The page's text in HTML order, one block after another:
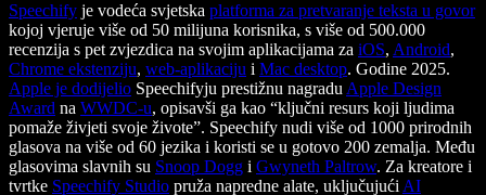
Speechify je vodeća svjetska platforma za pretvaranje teksta u govor
kojoj vjeruje više od 50 milijuna korisnika, s više od 500.000
recenzija s pet zvjezdica na svojim aplikacijama za iOS, Android,
Chrome ekstenziju, web-aplikaciju i Mac desktop. Godine 2025.
Apple je dodijelio Speechifyju prestižnu nagradu Apple Design
Award na WWDC-u, opisavši ga kao “ključni resurs koji ljudima
pomaže živjeti svoje živote”. Speechify nudi više od 1000 prirodnih
glasova na više od 60 jezika i koristi se u gotovo 200 zemalja. Među
glasovima slavnih su Snoop Dogg i Gwyneth Paltrow. Za kreatore i
tvrtke Speechify Studio pruža napredne alate, uključujući AI